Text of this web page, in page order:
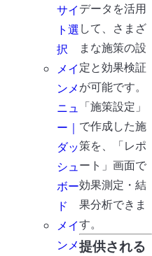
サイ
ト選
択
メイ
ンメ
ニュ
ー｜
ダッ
シュ
ボー
ド
メイ
ンメ
データを活用
して、さまざ
まな施策の設
定と効果検証
が可能です。
「施策設定」
で作成した施
策を、「レポ
ート」画面で
効果測定・結
果分析できま
す。
提供される